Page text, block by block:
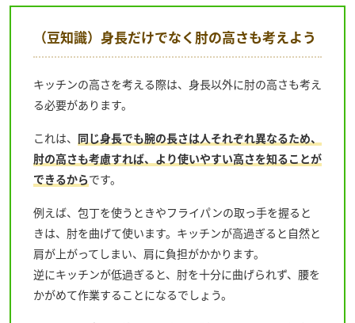
（豆知識）身長だけでなく肘の高さも考えよう
キッチンの高さを考える際は、身長以外に肘の高さも考え
る必要があります。
これは、 同じ身長でも腕の長さは人それぞれ異なるため、
肘の高さも考慮すれば、より使いやすい高さを知ることが
できるからです。
例えば、包丁を使うときやフライパンの取っ手を握ると
きは、肘を曲げて使います。キッチンが高過ぎると自然と
肩が上がってしまい、肩に負担がかかります。
逆にキッチンが低過ぎると、肘を十分に曲げられず、腰を
かがめて作業することになるでしょう。